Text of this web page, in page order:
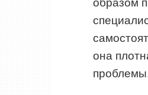
образом
она